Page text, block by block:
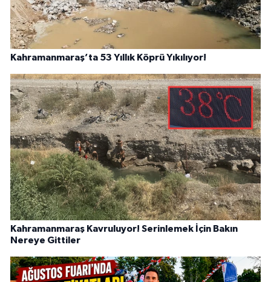
Kahramanmaraş’ta 53 Yıllık Köprü Yıkılıyor!
Kahramanmaraş Kavruluyor! Serinlemek İçin Bakın
Nereye Gittiler